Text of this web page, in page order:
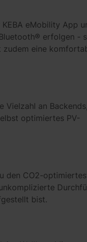
eMobility App
erfolgen -
eine
Vielzahl an Backends,
optimiertes PV-
den CO2-
bist.